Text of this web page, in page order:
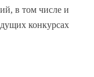
в том числе и
конкурсах